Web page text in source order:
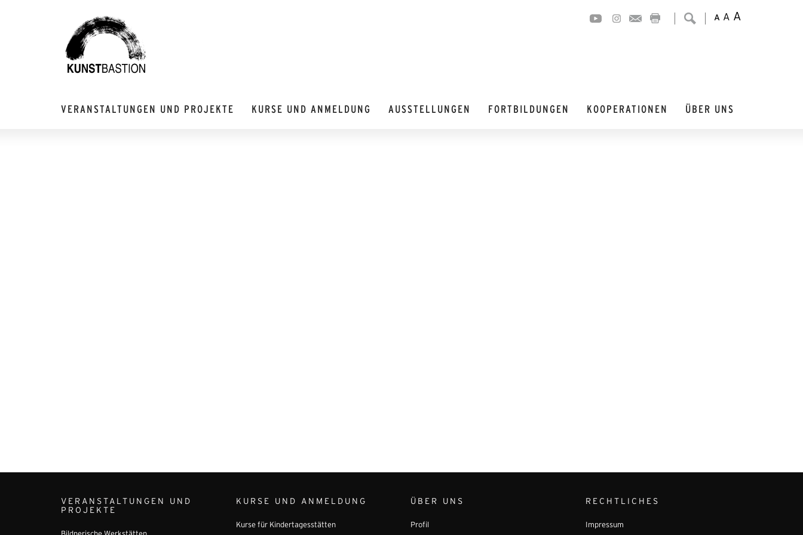
A A A
VERANSTALTUNGEN UND PROJEKTE KURSE UND ANMELDUNG AUSSTELLUNGEN FORTBILDUNGEN KOOPERATIONEN ÜBER UNS
VERANSTALTUNGEN UND
PROJEKTE
KURSE UND ANMELDUNG
Kurse für Kindertagesstätten
ÜBER UNS
Profil
RECHTLICHES
Impressum